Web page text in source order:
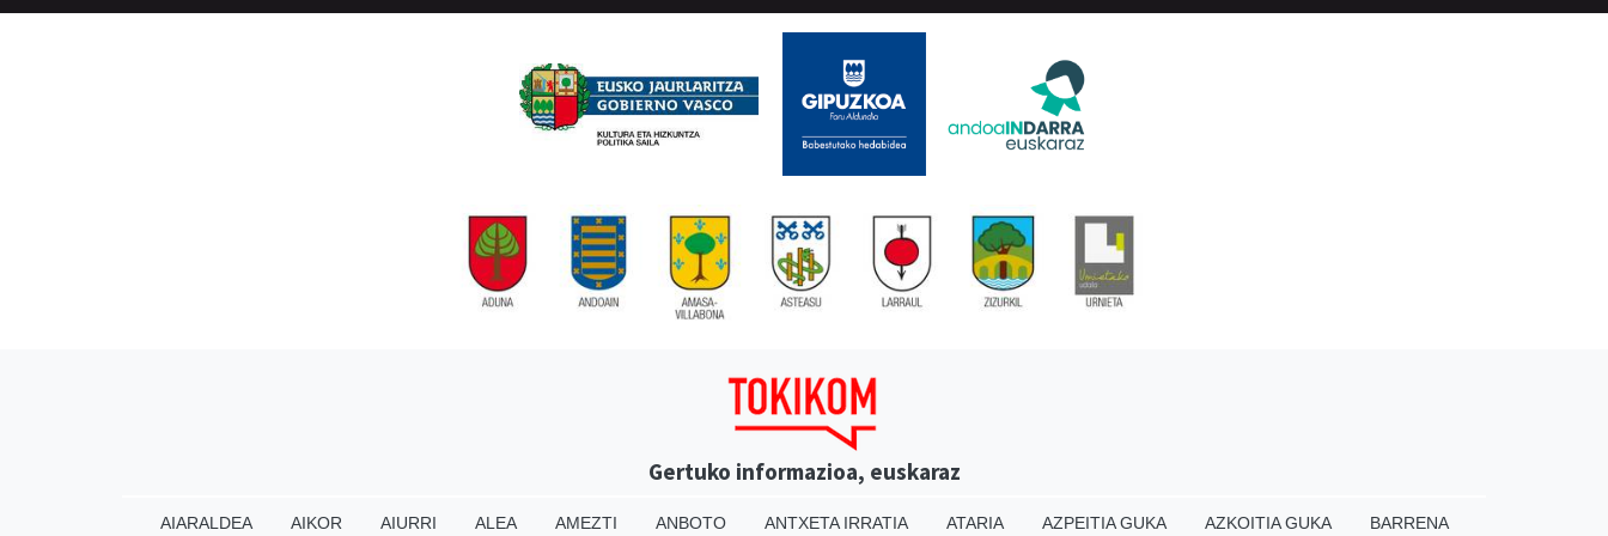
Gertuko informazioa, euskaraz
AIARALDEA AIKOR AIURRI ALEA AMEZTI ANBOTO ANTXETA IRRATIA ATARIA AZPEITIA GUKA AZKOITIA GUKA BARRENA